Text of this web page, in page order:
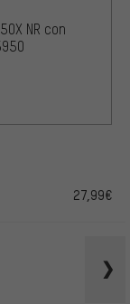
NR con
27,99€